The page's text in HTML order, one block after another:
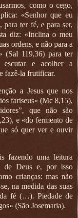
como o cego,
«Senhor que eu
ter fé, e para ser,
diz: «Inclina o meu
ordens, e não para a
(Sal 119,36) para ter
escutar e acolher a
fazê-la frutificar.
a Jesus que nos
fariseus» (Mc 8,15),
que não são
e «do fermento de
só quer ver e ouvir
fazendo uma leitura
de Deus e, por isso
crianças: mas não
na medida das suas
fé (…). Piedade de
(São Josemaria).